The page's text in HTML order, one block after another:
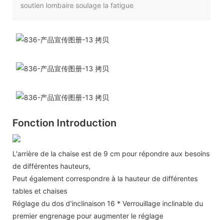
soutien lombaire soulage la fatigue
Fonction Introduction
L'arrière de la chaise est de 9 cm pour répondre aux besoins
de différentes hauteurs,
Peut également correspondre à la hauteur de différentes
tables et chaises
Réglage du dos d'inclinaison 16 * Verrouillage inclinable du
premier engrenage pour augmenter le réglage